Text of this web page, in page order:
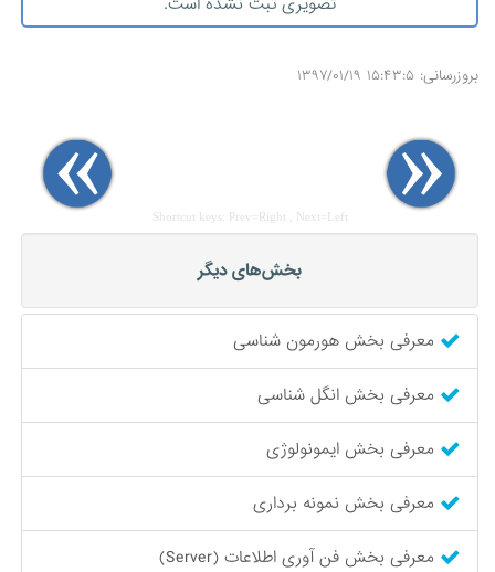
بروزرسانی: ۱۵:۴۳:۵ ۱۳۹۷/۰۱/۱۹
Shortcut keys: Prev=Right , Next=Left
بخش‌های دیگر
معرفی بخش هورمون شناسی
معرفی بخش انگل شناسی
معرفی بخش ایمونولوژی
معرفی بخش نمونه برداری
معرفی بخش فن آوری اطلاعات (Server)